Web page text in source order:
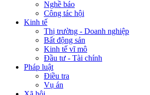
Nghề báo
Công tác hội
Kinh tế
Thị trường - Doanh nghiệp
Bất động sản
Kinh tế vĩ mô
Đầu tư - Tài chính
Pháp luật
Điều tra
Vụ án